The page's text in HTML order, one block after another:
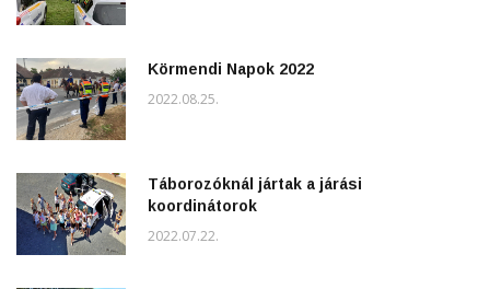
Körmendi Napok 2022
2022.08.25.
Táborozóknál jártak a járási
koordinátorok
2022.07.22.